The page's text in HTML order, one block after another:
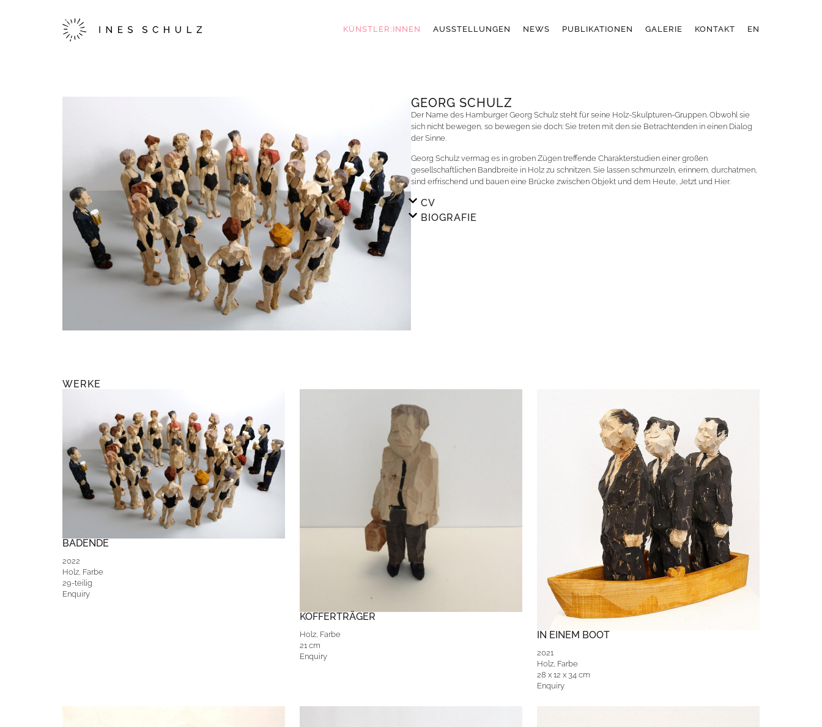
KÜNSTLER:INNEN AUSSTELLUNGEN NEWS PUBLIKATIONEN GALERIE KONTAKT EN
GEORG SCHULZ
Der Name des Hamburger Georg Schulz steht für seine Holz-Skulpturen-Gruppen. Obwohl sie
sich nicht bewegen, so bewegen sie doch: Sie treten mit den sie Betrachtenden in einen Dialog
der Sinne.
Georg Schulz vermag es in groben Zügen treffende Charakterstudien einer großen
gesellschaftlichen Bandbreite in Holz zu schnitzen. Sie lassen schmunzeln, erinnern, durchatmen,
sind erfrischend und bauen eine Brücke zwischen Objekt und dem Heute, Jetzt und Hier.
CV
BIOGRAFIE
WERKE
BADENDE
2022
Holz, Farbe
29-teilig
Enquiry
KOFFERTRÄGER
Holz, Farbe
21 cm
Enquiry
IN EINEM BOOT
2021
Holz, Farbe
28 x 12 x 34 cm
Enquiry